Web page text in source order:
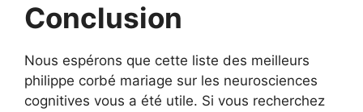
Conclusion
Nous espérons que cette liste des meilleurs
philippe corbé mariage sur les neurosciences
cognitives vous a été utile. Si vous recherchez